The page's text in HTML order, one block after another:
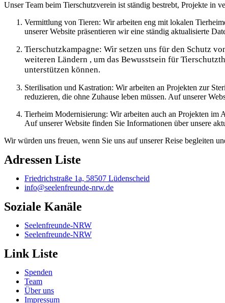
Unser Team beim Tierschutzverein ist ständig bestrebt, Projekte in
Vermittlung von Tieren: Wir arbeiten eng mit lokalen
unserer Website präsentieren wir eine ständig aktualisierte
Tierschutzkampagne: Wir setzen uns für den Schutz
weiteren Ländern , um das Bewusstsein für
unterstützen können.
Sterilisation und Kastration: Wir arbeiten an Projekten zur
reduzieren, die ohne Zuhause leben müssen. Auf unserer
Tierheim Modernisierung: Wir arbeiten auch an Projekten im
Auf unserer Website finden Sie Informationen über unsere
Wir würden uns freuen, wenn Sie uns auf unserer Reise begleiten
Adressen Liste
Friedrichstraße 1a, 58507 Lüdenscheid
info@seelenfreunde-nrw.de
Soziale Kanäle
Seelenfreunde-NRW
Seelenfreunde-NRW
Link Liste
Spenden
Team
Über uns
Impressum